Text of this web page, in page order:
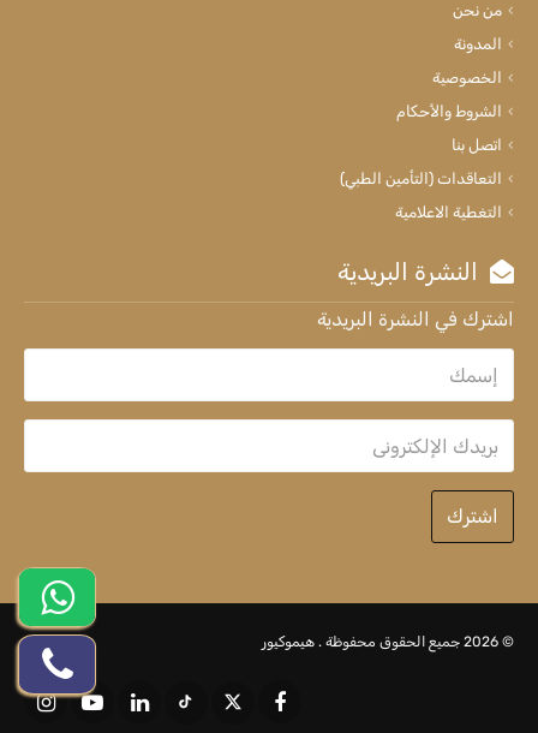
من نحن
المدونة
الخصوصية
الشروط والأحكام
اتصل بنا
التعاقدات (التأمين الطبي)
التغطية الاعلامية
النشرة البريدية
اشترك في النشرة البريدية
اشترك
© 2026 جميع الحقوق محفوظة . هيموكيور